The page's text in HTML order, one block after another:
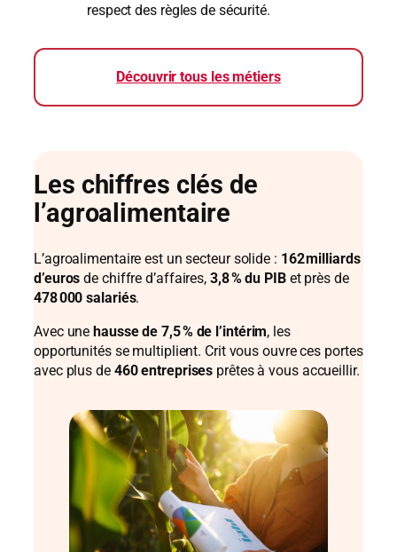
respect des règles de sécurité.
Découvrir tous les métiers
Les chiffres clés de
l’agroalimentaire
L’agroalimentaire est un secteur solide : 162 milliards
d’euros de chiffre d’affaires, 3,8 % du PIBet près de
478 000 salariés.
Avec une hausse de 7,5 % de l’intérim, les
opportunités se multiplient. Crit vous ouvre ces portes
avec plus de 460 entreprises prêtes à vous accueillir.